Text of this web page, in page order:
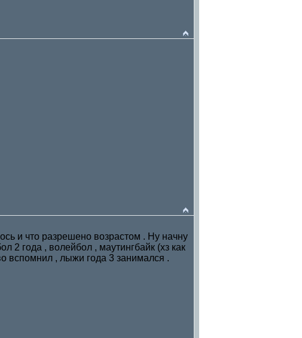
и что разрешено возрастом . Ну начну
2 года , волейбол , маутингбайк (хз как
вспомнил , лыжи года 3 занимался .